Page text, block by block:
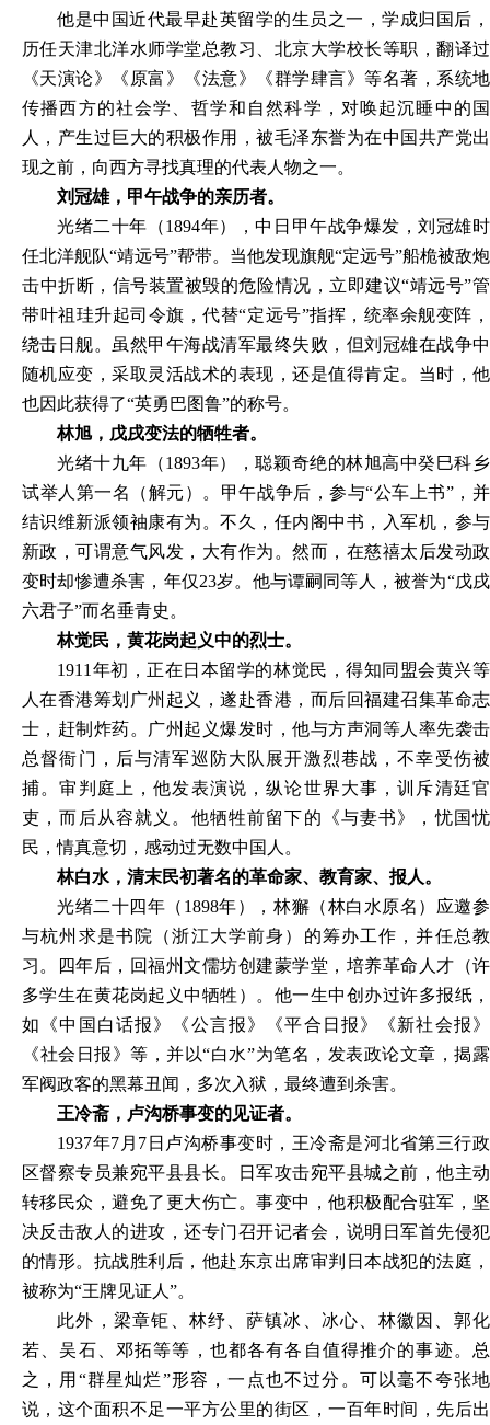
他是中国近代最早赴英留学的生员之一，学成归国后，
历任天津北洋水师学堂总教习、北京大学校长等职，翻译过
《天演论》《原富》《法意》《群学肆言》等名著，系统地
传播西方的社会学、哲学和自然科学，对唤起沉睡中的国
人，产生过巨大的积极作用，被毛泽东誉为在中国共产党出
现之前，向西方寻找真理的代表人物之一。
刘冠雄，甲午战争的亲历者。
光绪二十年（1894年），中日甲午战争爆发，刘冠雄时
任北洋舰队“靖远号”帮带。当他发现旗舰“定远号”船桅被敌炮
击中折断，信号装置被毁的危险情况，立即建议“靖远号”管
带叶祖珪升起司令旗，代替“定远号”指挥，统率余舰变阵，
绕击日舰。虽然甲午海战清军最终失败，但刘冠雄在战争中
随机应变，采取灵活战术的表现，还是值得肯定。当时，他
也因此获得了“英勇巴图鲁”的称号。
林旭，戊戌变法的牺牲者。
光绪十九年（1893年），聪颖奇绝的林旭高中癸巳科乡
试举人第一名（解元）。甲午战争后，参与“公车上书”，并
结识维新派领袖康有为。不久，任内阁中书，入军机，参与
新政，可谓意气风发，大有作为。然而，在慈禧太后发动政
变时却惨遭杀害，年仅23岁。他与谭嗣同等人，被誉为“戊戌
六君子”而名垂青史。
林觉民，黄花岗起义中的烈士。
1911年初，正在日本留学的林觉民，得知同盟会黄兴等
人在香港筹划广州起义，遂赴香港，而后回福建召集革命志
士，赶制炸药。广州起义爆发时，他与方声洞等人率先袭击
总督衙门，后与清军巡防大队展开激烈巷战，不幸受伤被
捕。审判庭上，他发表演说，纵论世界大事，训斥清廷官
吏，而后从容就义。他牺牲前留下的《与妻书》，忧国忧
民，情真意切，感动过无数中国人。
林白水，清末民初著名的革命家、教育家、报人。
光绪二十四年（ 1898年），林獬（林白水原名）应邀参
与杭州求是书院（浙江大学前身）的筹办工作，并任总教
习。四年后，回福州文儒坊创建蒙学堂，培养革命人才（许
多学生在黄花岗起义中牺牲）。他一生中创办过许多报纸，
如《中国白话报》《公言报》《平合日报》《新社会报》
《社会日报》等，并以“白水”为笔名，发表政论文章，揭露
军阀政客的黑幕丑闻，多次入狱，最终遭到杀害。
王冷斋，卢沟桥事变的见证者。
1937年7月7日卢沟桥事变时，王冷斋是河北省第三行政
区督察专员兼宛平县县长。日军攻击宛平县城之前，他主动
转移民众，避免了更大伤亡。事变中，他积极配合驻军，坚
决反击敌人的进攻，还专门召开记者会，说明日军首先侵犯
的情形。抗战胜利后，他赴东京出席审判日本战犯的法庭，
被称为“王牌见证人”。
此外，梁章钜、林纾、萨镇冰、冰心、林徽因、郭化
若、吴石、邓拓等等，也都各有各自值得推介的事迹。总
之，用 “群星灿烂”形容，一点也不过分。可以毫不夸张地
说，这个面积不足一平方公里的街区，一百年时间，先后出